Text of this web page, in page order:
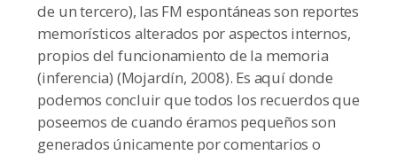
de un tercero), las FM espontáneas son reportes
memorísticos alterados por aspectos internos,
propios del funcionamiento de la memoria
(inferencia) (Mojardín, 2008). Es aquí donde
podemos concluir que todos los recuerdos que
poseemos de cuando éramos pequeños son
generados únicamente por comentarios o